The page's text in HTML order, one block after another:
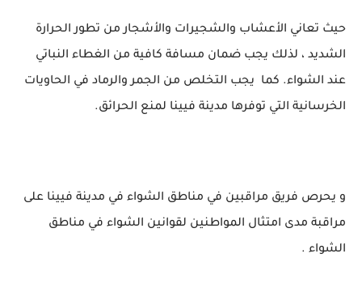
حيث تعاني الأعشاب والشجيرات والأشجار من تطور الحرارة
الشديد ، لذلك يجب ضمان مسافة كافية من الغطاء النباتي
عند الشواء. كما يجب التخلص من الجمر والرماد في الحاويات
الخرسانية التي توفرها مدينة فيينا لمنع الحرائق.
و يحرص فريق مراقبين في مناطق الشواء في مدينة فيينا على
مراقبة مدى امتثال المواطنين لقوانين الشواء في مناطق
الشواء .